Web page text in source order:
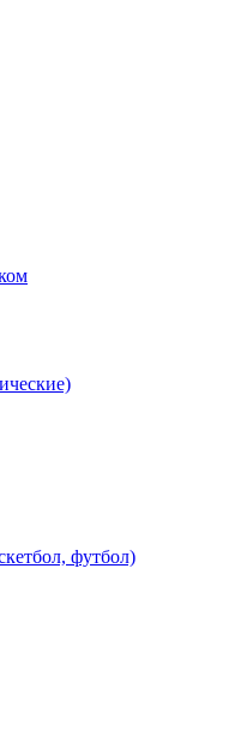
футбол)